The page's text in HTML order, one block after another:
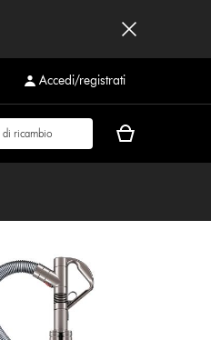
Accedi/registrati
Il